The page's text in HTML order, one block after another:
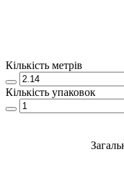
Кількість метрів
Кількість упаковок